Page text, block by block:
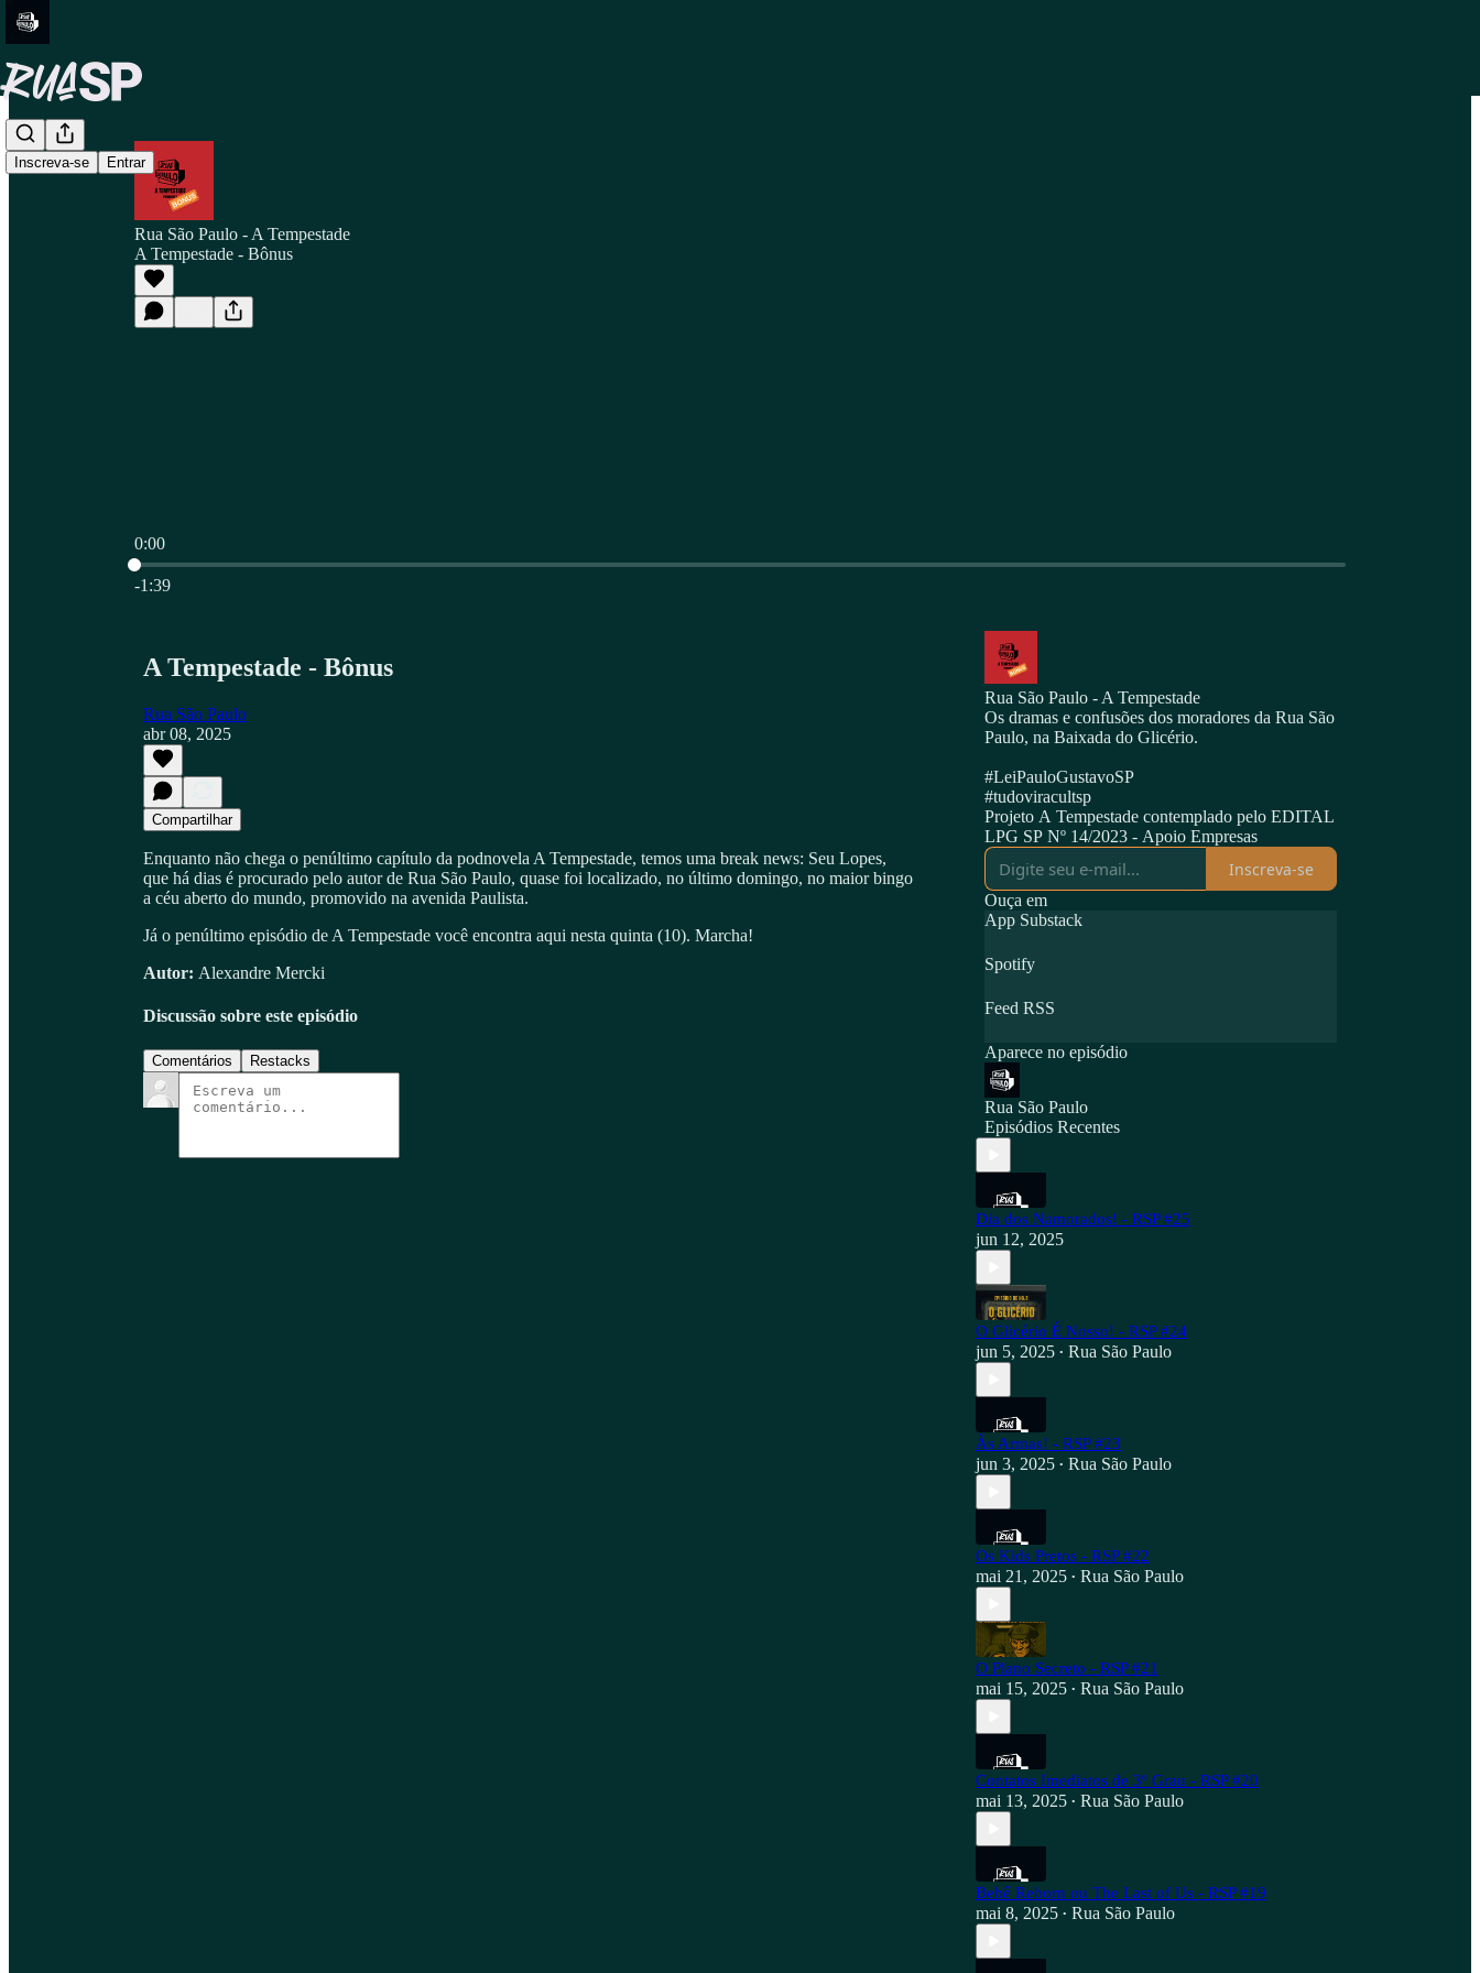
Inscreva-se Entrar
Rua São Paulo - A Tempestade
A Tempestade - Bônus
0:00
Hora atual: 0:00 / Tempo total: -1:39
-1:39
A Tempestade - Bônus
Rua São Paulo
abr 08, 2025
Compartilhar
Enquanto não chega o penúltimo capítulo da podnovela A Tempestade, temos uma break news: Seu Lopes,
que há dias é procurado pelo autor de Rua São Paulo, quase foi localizado, no último domingo, no maior bingo
a céu aberto do mundo, promovido na avenida Paulista.
Já o penúltimo episódio de A Tempestade você encontra aqui nesta quinta (10). Marcha!
Autor: Alexandre Mercki
Discussão sobre este episódio
Comentários Restacks
Rua São Paulo - A Tempestade
Os dramas e confusões dos moradores da Rua São
Paulo, na Baixada do Glicério.
#LeiPauloGustavoSP
#tudoviracultsp
Projeto A Tempestade contemplado pelo EDITAL
LPG SP Nº 14/2023 - Apoio Empresas
Inscreva-se
Ouça em
App Substack
Spotify
Feed RSS
Aparece no episódio
Rua São Paulo
Episódios Recentes
Dia dos Namorados! - RSP #25
jun 12, 2025
O Glicério É Nosso! - RSP #24
jun 5, 2025 • Rua São Paulo
Às Armas! - RSP #23
jun 3, 2025 • Rua São Paulo
Os Kids Pretos - RSP #22
mai 21, 2025 • Rua São Paulo
O Plano Secreto - RSP #21
mai 15, 2025 • Rua São Paulo
Contatos Imediatos de 3º Grau - RSP #20
mai 13, 2025 • Rua São Paulo
Bebê Reborn ou The Last of Us - RSP #19
mai 8, 2025 • Rua São Paulo